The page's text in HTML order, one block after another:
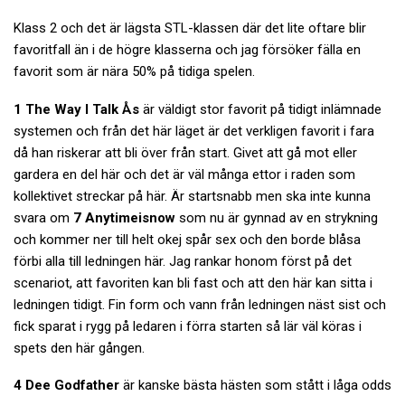
Klass 2 och det är lägsta STL-klassen där det lite oftare blir
favoritfall än i de högre klasserna och jag försöker fälla en
favorit som är nära 50% på tidiga spelen.
1 The Way I Talk Ås är väldigt stor favorit på tidigt inlämnade
systemen och från det här läget är det verkligen favorit i fara
då han riskerar att bli över från start. Givet att gå mot eller
gardera en del här och det är väl många ettor i raden som
kollektivet streckar på här. Är startsnabb men ska inte kunna
svara om 7 Anytimeisnow som nu är gynnad av en strykning
och kommer ner till helt okej spår sex och den borde blåsa
förbi alla till ledningen här. Jag rankar honom först på det
scenariot, att favoriten kan bli fast och att den här kan sitta i
ledningen tidigt. Fin form och vann från ledningen näst sist och
fick sparat i rygg på ledaren i förra starten så lär väl köras i
spets den här gången.
4 Dee Godfather är kanske bästa hästen som stått i låga odds